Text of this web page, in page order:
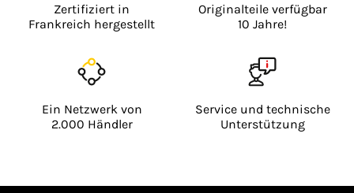
Zertifiziert in
Frankreich hergestellt
Originalteile verfügbar
10 Jahre!
Ein Netzwerk von
2.000 Händler
Service und technische
Unterstützung